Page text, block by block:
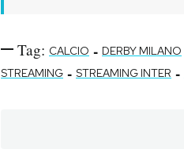
Tag: CALCIO - DERBY MILANO
STREAMING - STREAMING INTER -